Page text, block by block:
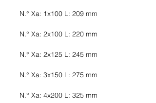
N.° Xa: 1x100 L: 209 mm
N.° Xa: 2x100 L: 220 mm
N.° Xa: 2x125 L: 245 mm
N.° Xa: 3x150 L: 275 mm
N.° Xa: 4x200 L: 325 mm